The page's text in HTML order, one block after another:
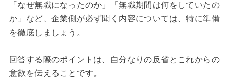
「なぜ無職になったのか」「無職期間は何をしていたの
か」など、企業側が必ず聞く内容については、特に準備
を徹底しましょう。
回答する際のポイントは、自分なりの反省とこれからの
意欲を伝えることです。